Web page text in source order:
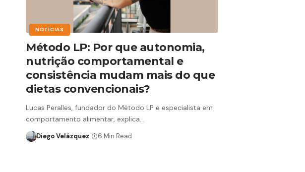
NOTÍCIAS
Método LP: Por que autonomia,
nutrição comportamental e
consistência mudam mais do que
dietas convencionais?
Lucas Peralles, fundador do Método LP e especialista em
comportamento alimentar, explica…
Diego Velázquez 6 Min Read